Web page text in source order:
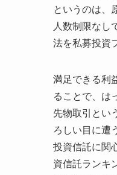
というのは、
人数制限なし
法を私募投資
満足できる利
ることで、は
先物取引とい
ろしい目に遭
投資信託に関
資信託ランキ